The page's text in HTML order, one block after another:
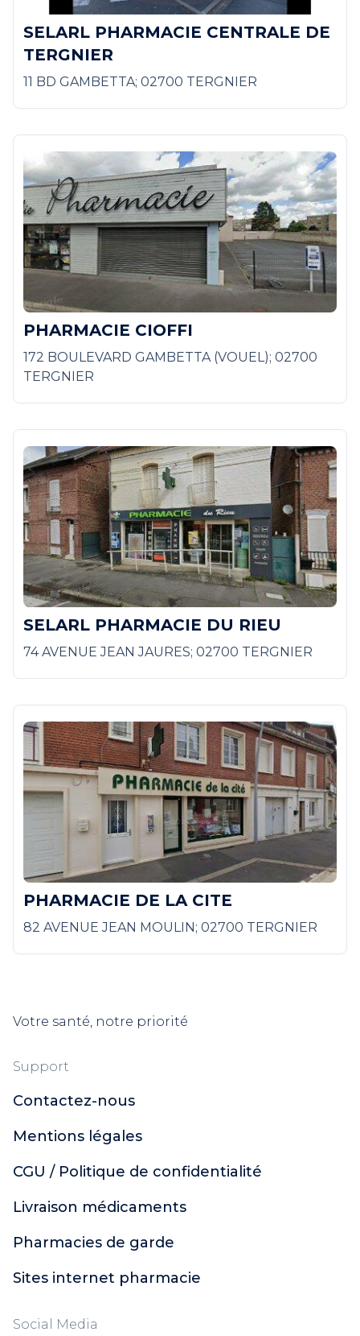
SELARL PHARMACIE CENTRALE DE
TERGNIER
11 BD GAMBETTA; 02700 TERGNIER
PHARMACIE CIOFFI
172 BOULEVARD GAMBETTA (VOUEL); 02700
TERGNIER
SELARL PHARMACIE DU RIEU
74 AVENUE JEAN JAURES; 02700 TERGNIER
PHARMACIE DE LA CITE
82 AVENUE JEAN MOULIN; 02700 TERGNIER
Votre santé, notre priorité
Support
Contactez-nous
Mentions légales
CGU / Politique de confidentialité
Livraison médicaments
Pharmacies de garde
Sites internet pharmacie
Social Media